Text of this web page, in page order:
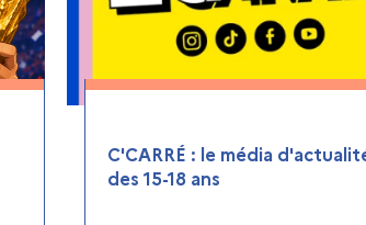
C'CARRÉ : le média
des 15-18 ans